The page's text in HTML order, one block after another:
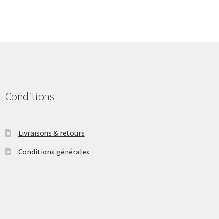
page
Conditions
Livraisons & retours
Conditions générales